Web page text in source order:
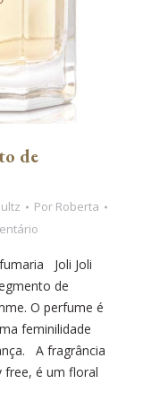
de
Por Roberta
Joli Joli
de
O perfume é
feminilidade
A fragrância
free, é um floral